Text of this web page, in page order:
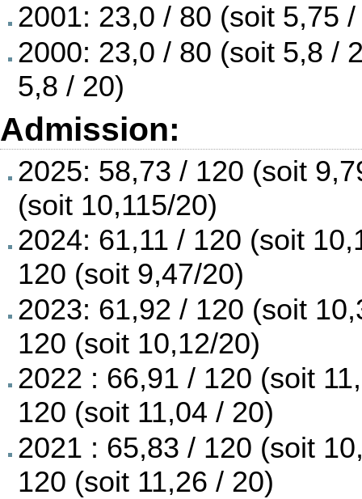
2001: 23,0 / 80 (soit 5,75
2000: 23,0 / 80 (soit 5,8 /
5,8 / 20)
Admission:
2025: 58,73 / 120 (soit
(soit 10,115/20)
2024: 61,11 / 120 (soit
120 (soit 9,47/20)
2023: 61,92 / 120 (soit
120 (soit 10,12/20)
2022 : 66,91 / 120 (soit
120 (soit 11,04 / 20)
2021 : 65,83 / 120 (soit
120 (soit 11,26 / 20)